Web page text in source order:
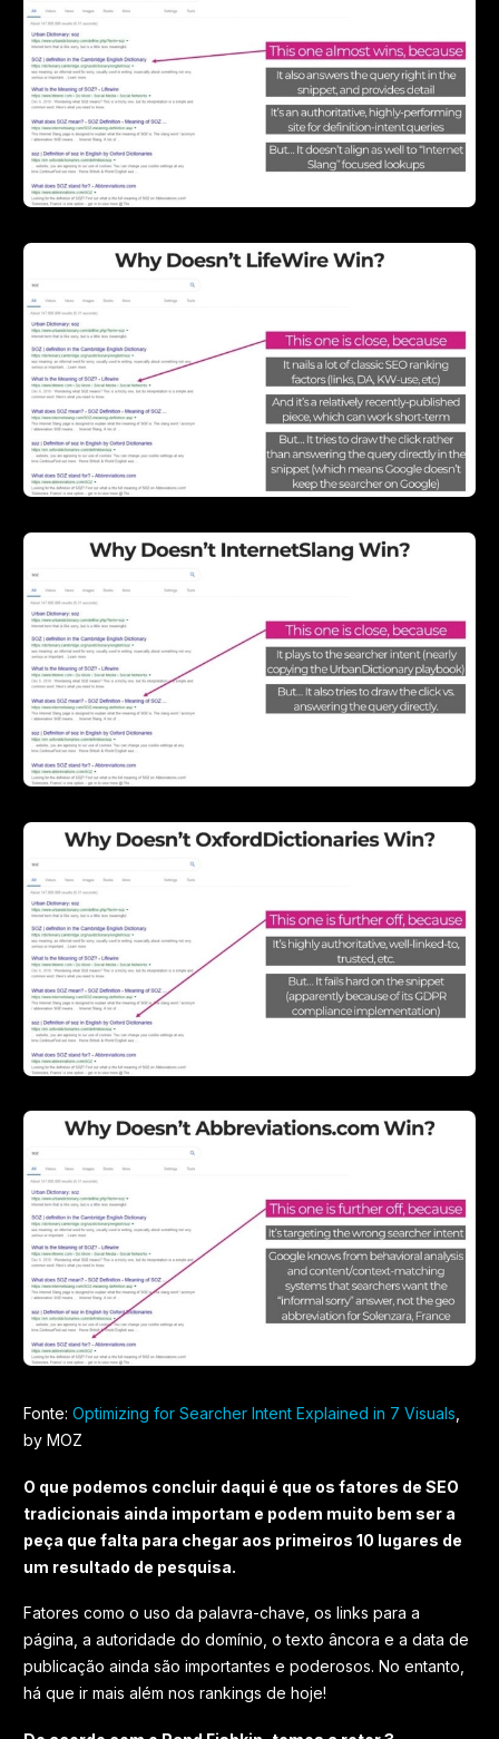
Fonte: Optimizing for Searcher Intent Explained in 7 Visuals
by MOZ
O que podemos concluir daqui é que os fatores de SEO
tradicionais ainda importam e podem muito bem ser a
peça que falta para chegar aos primeiros 10 lugares de
um resultado de pesquisa.
Fatores como o uso da palavra-chave, os links para a
página, a autoridade do domínio, o texto âncora e a data de
publicação ainda são importantes e poderosos. No entanto,
há que ir mais além nos rankings de hoje!